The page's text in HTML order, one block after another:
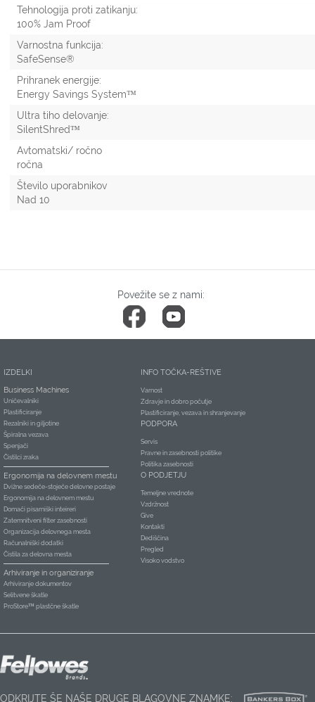
Tehnologija proti zatikanju:
100% Jam Proof
Varnostna funkcija:
SafeSense®
Prihranek energije:
Energy Savings System™
Ultra tiho delovanje:
SilentShred™
Avtomatski/ ročno
ročna
Število uporabnikov
Nad 10
Povežite se z nami:
IZDELKI
Business Machines
Uničevalniki
Plastificiranje
Rezalniki in giljotine
Špiralna vezava
Spenjači
Čistilci zraka
Ergonomija na delovnem mestu
Dvižne sedeče-stoječe delovne postaje
Ergonomija na delovnem mestu
Domači pisarniški inteireri
Zatemnitveni filter zasebnosti
Organizacija delovnega mesta
Računalniški dodatki
Čistila za delovna mesta
Arhiviranje in organiziranje
Arhiviranje dokumentov
Selitvene škatle
ProStore™ plastčne škatle
INFO TOČKA-REŠTIVE
Varnost
Zdravje in dobro počutje
Plastificiranje, vezava in shranjevanje
PODPORA
Servis
Pravne in zasebnosti politike
Politika zasebnosti
O PODJETJU
Temeljne vrednote
Vzdržnost
Give
Kontakti
Dediščina
Pregled
Visoko vodstvo
ODKRIJTE ŠE NAŠE DRUGE BLAGOVNE ZNAMKE: